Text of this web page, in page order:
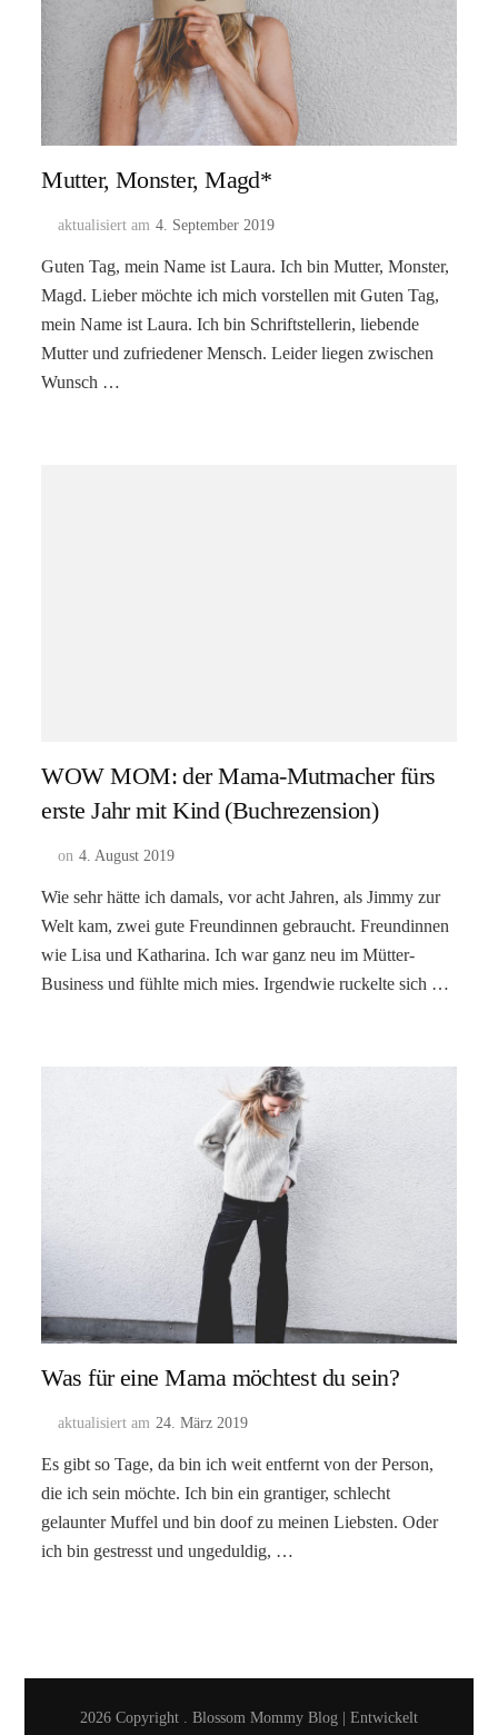
Mutter, Monster, Magd*
aktualisiert am 4. September 2019
Guten Tag, mein Name ist Laura. Ich bin Mutter, Monster,
Magd. Lieber möchte ich mich vorstellen mit Guten Tag,
mein Name ist Laura. Ich bin Schriftstellerin, liebende
Mutter und zufriedener Mensch. Leider liegen zwischen
Wunsch …
WOW MOM: der Mama-Mutmacher fürs
erste Jahr mit Kind (Buchrezension)
on 4. August 2019
Wie sehr hätte ich damals, vor acht Jahren, als Jimmy zur
Welt kam, zwei gute Freundinnen gebraucht. Freundinnen
wie Lisa und Katharina. Ich war ganz neu im Mütter-
Business und fühlte mich mies. Irgendwie ruckelte sich …
Was für eine Mama möchtest du sein?
aktualisiert am 24. März 2019
Es gibt so Tage, da bin ich weit entfernt von der Person,
die ich sein möchte. Ich bin ein grantiger, schlecht
gelaunter Muffel und bin doof zu meinen Liebsten. Oder
ich bin gestresst und ungeduldig, …
2026 Copyright
Blossom Mommy Blog | Entwickelt